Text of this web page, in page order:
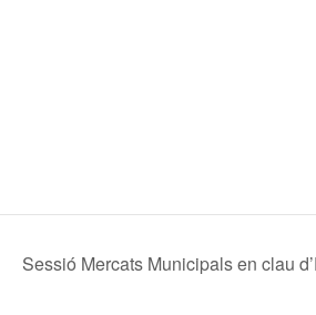
Sessió Mercats Municipals en clau